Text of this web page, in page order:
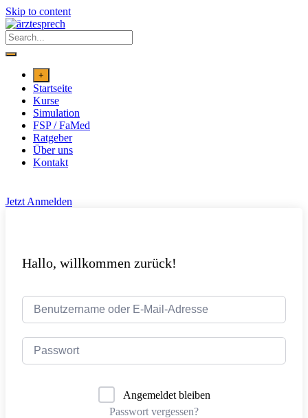
Skip to content
+
Startseite
Kurse
Simulation
FSP / FaMed
Ratgeber
Über uns
Kontakt
Jetzt Anmelden
Hallo, willkommen zurück!
Angemeldet bleiben
Passwort vergessen?